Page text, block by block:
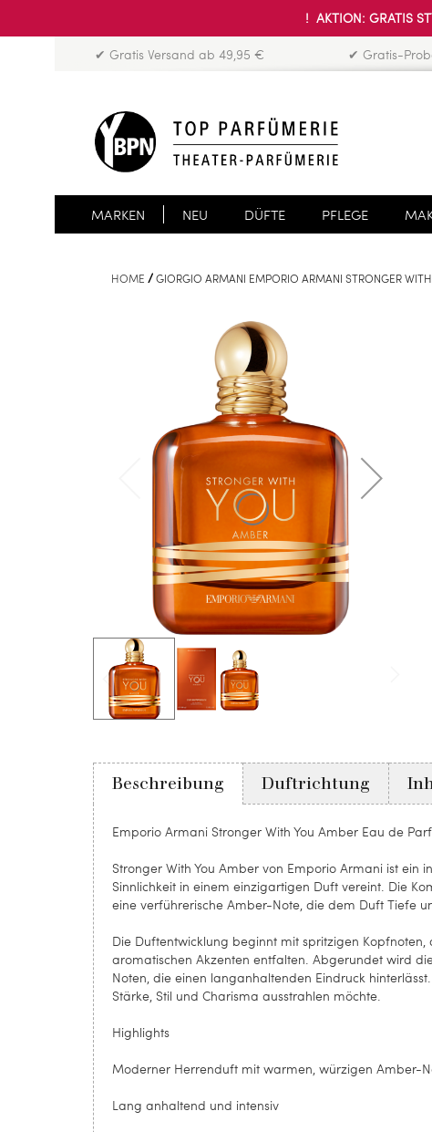
! AKTION: GRATIS
✔ Gratis Versand ab 49,95 € ✔ Gratis-
MARKEN NEU DÜFTE PFLEGE
HOME GIORGIO ARMANI EMPORIO ARMANI STRONGER
Beschreibung
Emporio Armani Stronger With You Amber Eau de
Stronger With You Amber von Emporio Armani ist ein
Sinnlichkeit in einem einzigartigen Duft vereint. Die
eine verführerische Amber-Note, die dem Duft Tiefe
Die Duftentwicklung beginnt mit spritzigen
aromatischen Akzenten entfalten. Abgerundet wird
Noten, die einen langanhaltenden Eindruck
Stärke, Stil und Charisma ausstrahlen möchte.
Highlights
Moderner Herrenduft mit warmen, würzigen Amber-
Lang anhaltend und intensiv
Duftrichtung